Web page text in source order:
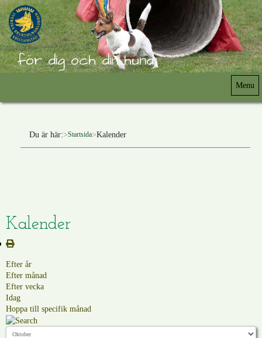
för dig och din hund
Menu
Du är här: Startsida Kalender
Kalender
Efter år
Efter månad
Efter vecka
Idag
Hoppa till specifik månad